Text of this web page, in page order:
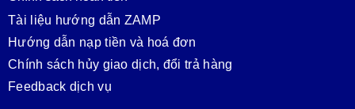
Tài liệu hướng dẫn ZAMP
Hướng dẫn nạp tiền và hoá đơn
Chính sách hủy giao dịch, đổi trả hàng
Feedback dịch vụ